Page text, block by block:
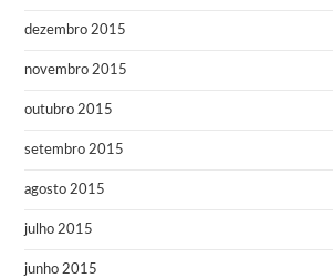
dezembro 2015
novembro 2015
outubro 2015
setembro 2015
agosto 2015
julho 2015
junho 2015